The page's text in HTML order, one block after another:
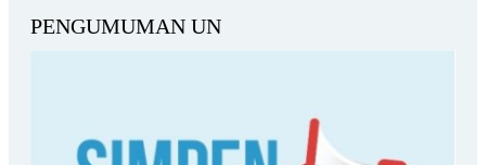
PENGUMUMAN UN